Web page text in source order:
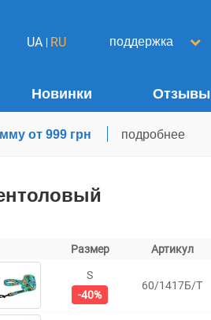
UA RU поддержка
Новинки Отзывы
от 999 грн подробнее
Размер Артикул
S
-40%
60/1417Б/Т